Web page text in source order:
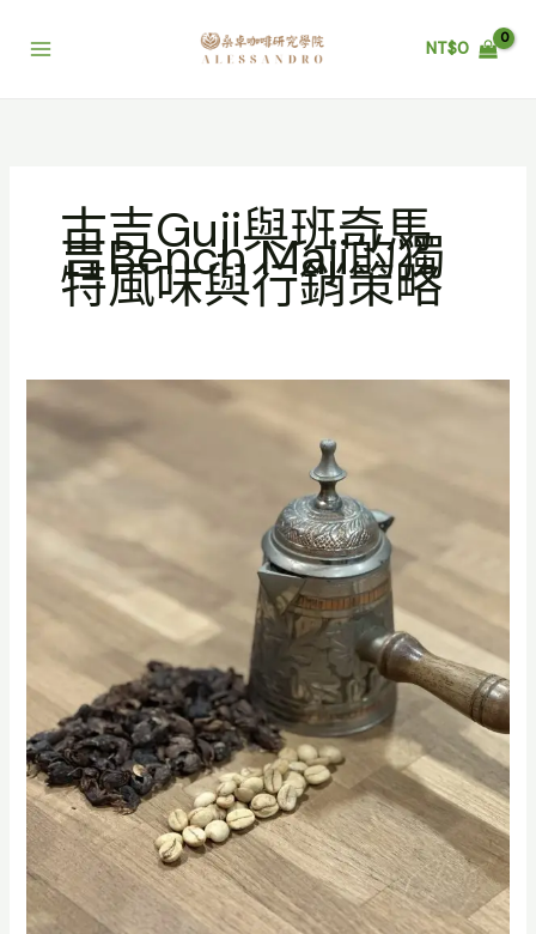
NT$0
古吉Guji與班奇馬
吉Bench Maji的獨
特風味與行銷策略
索
亞
的
寶：
西
摩
Sidamo、
耶
加
雪
菲
Yirgacheffe、